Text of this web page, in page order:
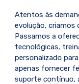
Atentos às
evolução, criamos
Passamos a
tecnológicas,
personalizado
apenas fornecer
suporte contínuo,